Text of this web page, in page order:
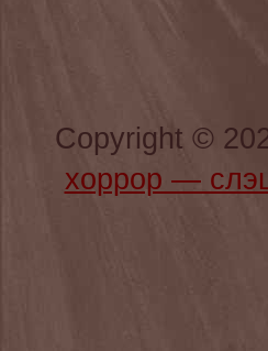
Copyright ©
хоррор —